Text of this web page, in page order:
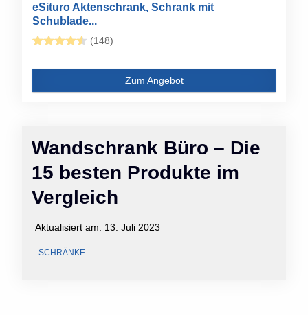
Wandschrank Büro – Die
15 besten Produkte im
Vergleich
Aktualisiert am: 13. Juli 2023
SCHRÄNKE
eSituro Aktenschrank, Schrank mit
Schublade...
(148)
Zum Angebot